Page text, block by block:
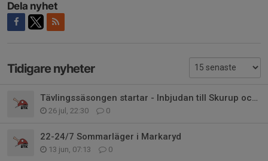
Dela nyhet
Tidigare nyheter
Tävlingssäsongen startar - Inbjudan till Skurup och Kristianstad
26 jul, 22:30 0
22-24/7 Sommarläger i Markaryd
13 jun, 07:13 0